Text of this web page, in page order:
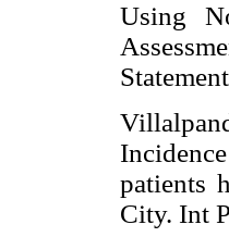
Using
patients
City. Int